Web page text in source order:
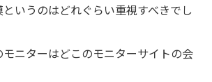
いうのはどれぐらい重視すべきでし
ニターはどこのモニターサイトの会